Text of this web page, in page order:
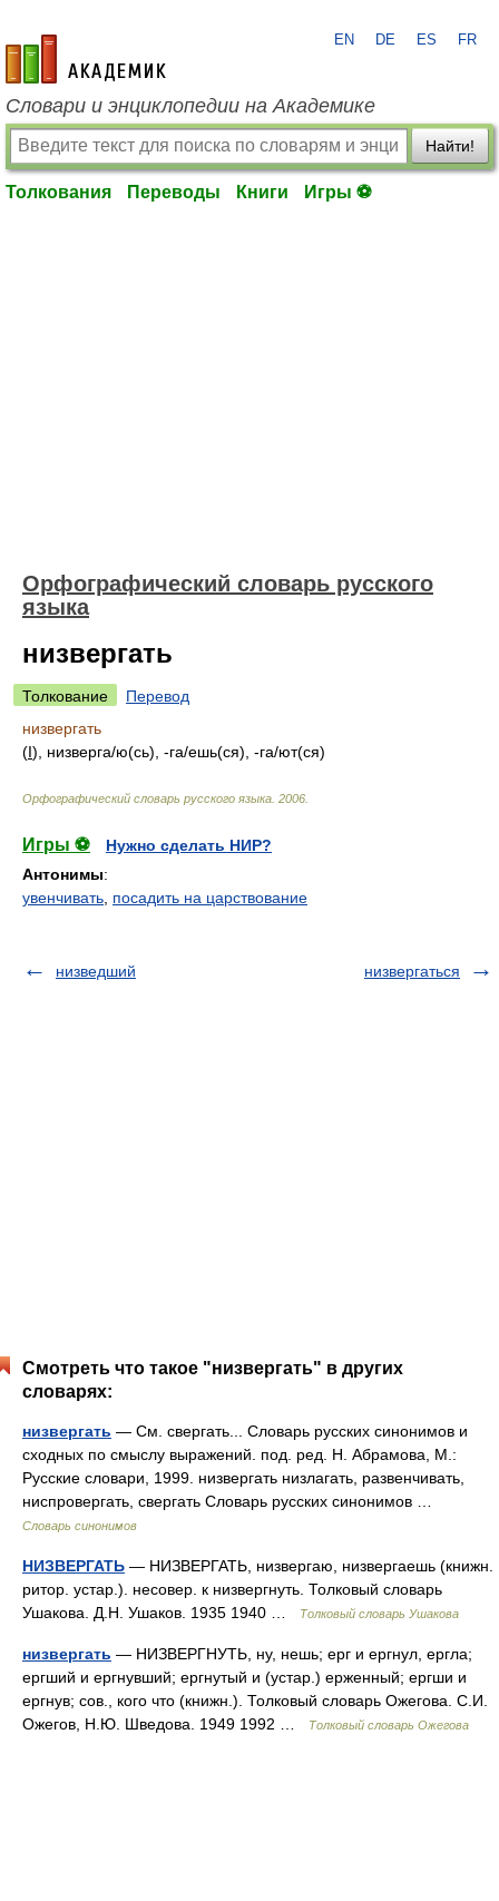
academic.ru
EN DE ES FR
Словари и энциклопедии на Академике
Найти!
Толкования Переводы Книги Игры ⚽
Орфографический словарь русского
языка
низвергать
Толкование
Перевод
низвергать
(I), низверга/ю(сь), -га/ешь(ся), -га/ют(ся)
Орфографический словарь русского языка 2006
Игры ⚽
Нужно сделать НИР?
Антонимы:
увенчивать посадить на царствование
низведший низвергаться
Смотреть что такое "низвергать" в других
словарях:
низвергать — См. свергать... Словарь русских синонимов и
сходных по смыслу выражений. под. ред. Н. Абрамова, М.:
Русские словари, 1999. низвергать низлагать, развенчивать,
ниспровергать, свергать Словарь русских синонимов …
Словарь синонимов
НИЗВЕРГАТЬ — НИЗВЕРГАТЬ, низвергаю, низвергаешь (книжн.
ритор. устар.). несовер. к низвергнуть. Толковый словарь
Ушакова. Д.Н. Ушаков. 1935 1940 …
Толковый словарь Ушакова
низвергать — НИЗВЕРГНУТЬ, ну, нешь; ерг и ергнул, ергла;
ергший и ергнувший; ергнутый и (устар.) ерженный; ергши и
ергнув; сов., кого что (книжн.). Толковый словарь Ожегова. С.И.
Ожегов, Н.Ю. Шведова. 1949 1992 …
Толковый словарь Ожегова